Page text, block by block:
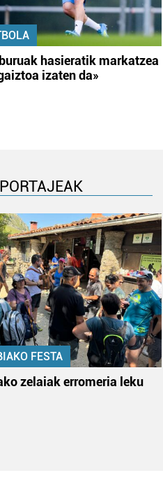
hasieratik markatzea
izaten da»
FESTA
zelaiak erromeria leku